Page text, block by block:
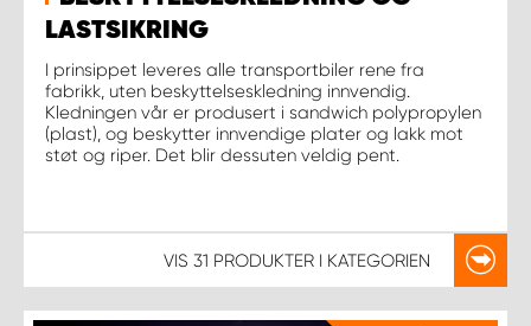
LASTSIKRING
I prinsippet leveres alle transportbiler rene fra
fabrikk, uten beskyttelseskledning innvendig.
Kledningen vår er produsert i sandwich polypropylen
(plast), og beskytter innvendige plater og lakk mot
støt og riper. Det blir dessuten veldig pent.
VIS 31 PRODUKTER I KATEGORIEN